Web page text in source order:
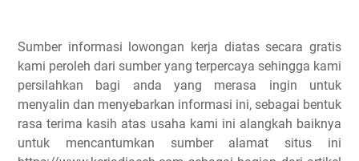
Sumber informasi lowongan kerja diatas secara gratis
kami peroleh dari sumber yang terpercaya sehingga kami
persilahkan bagi anda yang merasa ingin untuk
menyalin dan menyebarkan informasi ini, sebagai bentuk
rasa terima kasih atas usaha kami ini alangkah baiknya
untuk mencantumkan sumber alamat situs ini